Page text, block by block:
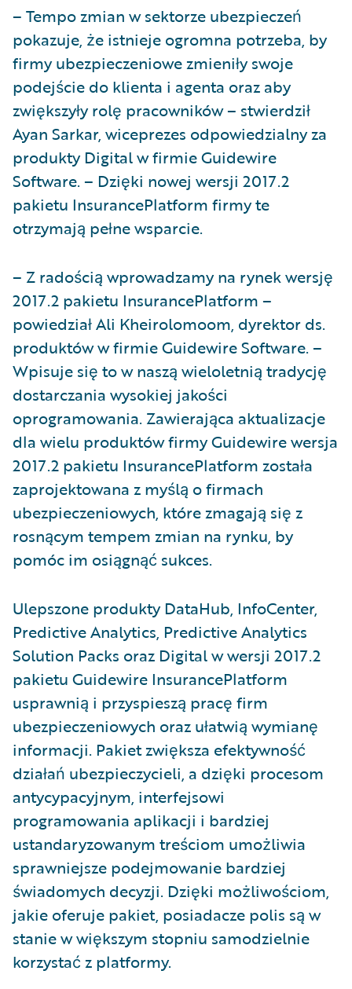
– Tempo zmian w sektorze ubezpieczeń
pokazuje, że istnieje ogromna potrzeba, by
firmy ubezpieczeniowe zmieniły swoje
podejście do klienta i agenta oraz aby
zwiększyły rolę pracowników – stwierdził
Ayan Sarkar, wiceprezes odpowiedzialny za
produkty Digital w firmie Guidewire
Software. – Dzięki nowej wersji 2017.2
pakietu InsurancePlatform firmy te
otrzymają pełne wsparcie.
– Z radością wprowadzamy na rynek wersję
2017.2 pakietu InsurancePlatform –
powiedział Ali Kheirolomoom, dyrektor ds.
produktów w firmie Guidewire Software. –
Wpisuje się to w naszą wieloletnią tradycję
dostarczania wysokiej jakości
oprogramowania. Zawierająca aktualizacje
dla wielu produktów firmy Guidewire wersja
2017.2 pakietu InsurancePlatform została
zaprojektowana z myślą o firmach
ubezpieczeniowych, które zmagają się z
rosnącym tempem zmian na rynku, by
pomóc im osiągnąć sukces.
Ulepszone produkty DataHub, InfoCenter,
Predictive Analytics, Predictive Analytics
Solution Packs oraz Digital w wersji 2017.2
pakietu Guidewire InsurancePlatform
usprawnią i przyspieszą pracę firm
ubezpieczeniowych oraz ułatwią wymianę
informacji. Pakiet zwiększa efektywność
działań ubezpieczycieli, a dzięki procesom
antycypacyjnym, interfejsowi
programowania aplikacji i bardziej
ustandaryzowanym treściom umożliwia
sprawniejsze podejmowanie bardziej
świadomych decyzji. Dzięki możliwościom,
jakie oferuje pakiet, posiadacze polis są w
stanie w większym stopniu samodzielnie
korzystać z platformy.